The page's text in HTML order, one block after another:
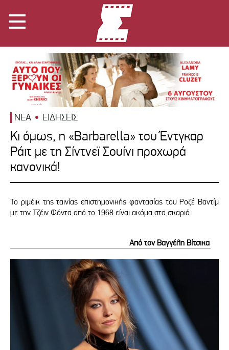
ΝΕΑ ΕΙΔΗΣΕΙΣ
Κι όμως, η «Barbarella» του Έντγκαρ
Ράιτ με τη Σίντνεϊ Σουίνι προχωρά
κανονικά!
Το ριμέικ της ταινίας επιστημονικής φαντασίας του Ροζέ Βαντίμ
με την Τζέιν Φόντα από το 1968 είναι ακόμα στα σκαριά.
Από τον Βαγγέλη Βίτσικα